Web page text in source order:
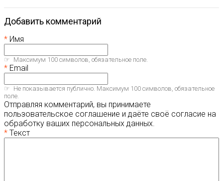
Добавить комментарий
Имя
Максимум 100 символов, обязательное поле.
Email
Не показывается публично. Максимум 100 символов, обязательное
поле.
Отправляя комментарий, вы принимаете
пользовательское соглашение и даёте своё согласие на
обработку ваших персональных данных.
Текст